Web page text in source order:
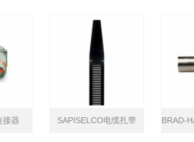
接器 SAPISELCO电缆扎带 BRAD-